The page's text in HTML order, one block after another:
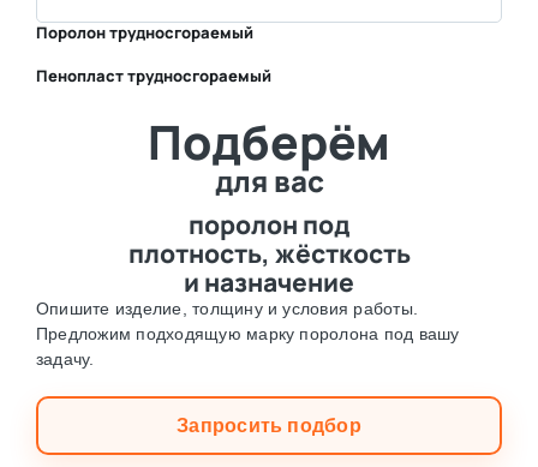
Поролон трудносгораемый
Пенопласт трудносгораемый
Подберём
для вас
поролон под
плотность, жёсткость
и назначение
Опишите изделие, толщину и условия работы.
Предложим подходящую марку поролона под вашу
задачу.
Запросить подбор